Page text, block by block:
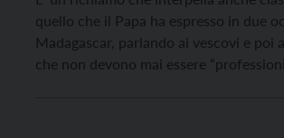
quello che il Papa ha espresso in due
Madagascar, parlando ai vescovi e poi
che non devono mai essere